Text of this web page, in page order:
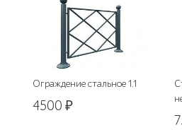
Ограждение стальное 1.1
4500₽